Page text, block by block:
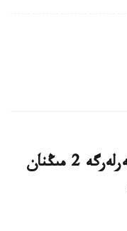
قازاقستاندىق ج و و- لار تالاپكەرلەرگە 2 مىڭنان